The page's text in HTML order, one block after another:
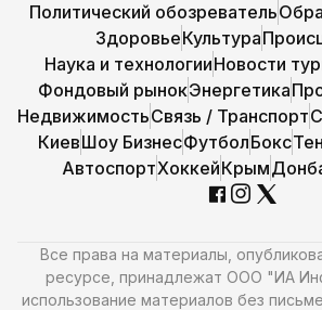
Политический обозреватель
ЗдоровьеКультура
Наука и технологииНовости
Фондовый рынокЭнергетика
НедвижимостьСвязь / Транспорт
КиевШоу БизнесФутболБокс
АвтоспортХоккейКрым
Все права на материалы,
ресурсе, принадлежат ООО "ИА
использование материалов без